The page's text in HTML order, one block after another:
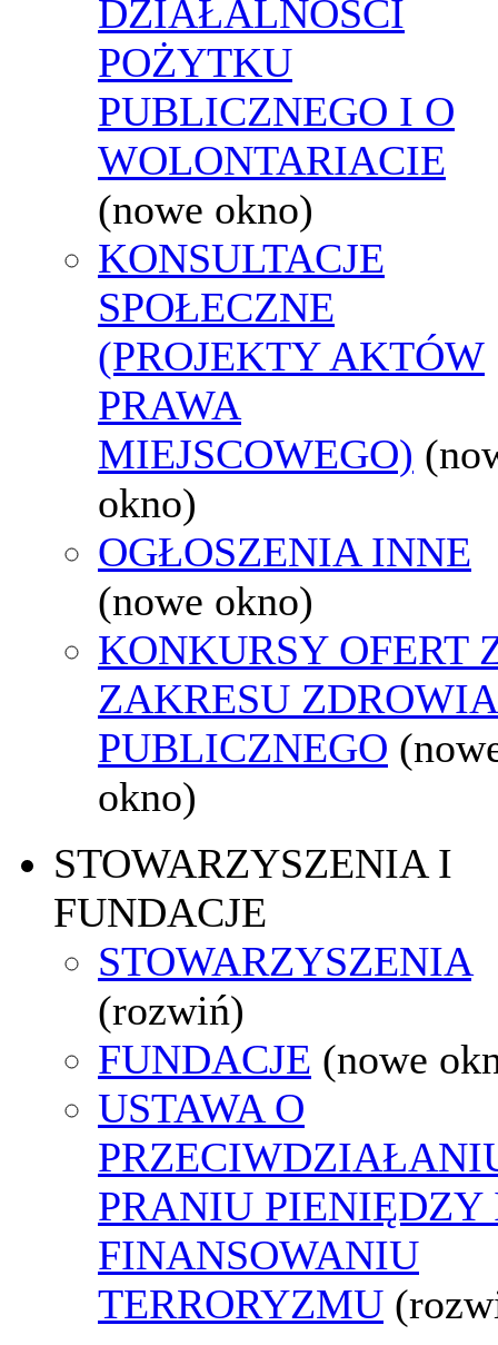
DZIAŁALNOŚCI
POŻYTKU
PUBLICZNEGO I O
WOLONTARIACIE
(nowe okno)
KONSULTACJE
SPOŁECZNE
(PROJEKTY AKTÓW
PRAWA
MIEJSCOWEGO)
okno)
OGŁOSZENIA INNE
(nowe okno)
KONKURSY OFERT
ZAKRESU ZDROWIA
PUBLICZNEGO
okno)
STOWARZYSZENIA I
FUNDACJE
STOWARZYSZENIA
(rozwiń)
FUNDACJE (nowe
USTAWA O
PRANIU PIENIĘDZY
FINANSOWANIU
TERRORYZMU